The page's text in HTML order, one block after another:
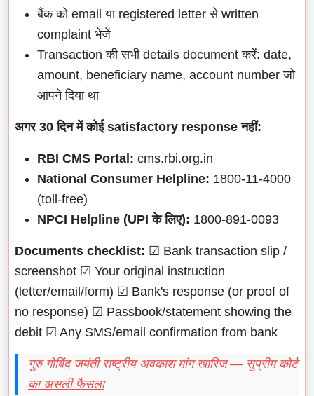
बैंक को email या registered letter से written
complaint भेजें
Transaction की सभी details document करें: date,
amount, beneficiary name, account number जो
आपने दिया था
अगर 30 दिन में कोई satisfactory response नहीं:
RBI CMS Portal: cms.rbi.org.in
National Consumer Helpline: 1800-11-4000
(toll-free)
NPCI Helpline (UPI के लिए): 1800-891-0093
Documents checklist: ☑ Bank transaction slip /
screenshot ☑ Your original instruction
(letter/email/form) ☑ Bank's response (or proof of
no response) ☑ Passbook/statement showing the
debit ☑ Any SMS/email confirmation from bank
गुरु गोबिंद जयंती राष्ट्रीय अवकाश मांग खारिज — सुप्रीम कोर्ट
का असली फैसला